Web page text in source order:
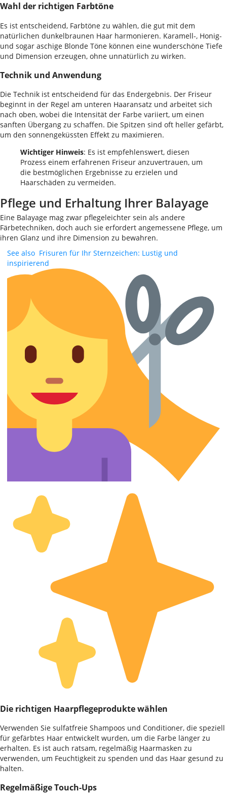
Wahl der richtigen Farbtöne
Es ist entscheidend, Farbtöne zu wählen, die gut mit dem
natürlichen dunkelbraunen Haar harmonieren. Karamell-, Honig-
und sogar aschige Blonde Töne können eine wunderschöne Tiefe
und Dimension erzeugen, ohne unnatürlich zu wirken.
Technik und Anwendung
Die Technik ist entscheidend für das Endergebnis. Der Friseur
beginnt in der Regel am unteren Haaransatz und arbeitet sich
nach oben, wobei die Intensität der Farbe variiert, um einen
sanften Übergang zu schaffen. Die Spitzen sind oft heller gefärbt,
um den sonnengeküssten Effekt zu maximieren.
Wichtiger Hinweis: Es ist empfehlenswert, diesen
Prozess einem erfahrenen Friseur anzuvertrauen, um
die bestmöglichen Ergebnisse zu erzielen und
Haarschäden zu vermeiden.
Pflege und Erhaltung Ihrer Balayage
Eine Balayage mag zwar pflegeleichter sein als andere
Färbetechniken, doch auch sie erfordert angemessene Pflege, um
ihren Glanz und ihre Dimension zu bewahren.
See also Frisuren für Ihr Sternzeichen: Lustig und
inspirierend
Die richtigen Haarpflegeprodukte wählen
Verwenden Sie sulfatfreie Shampoos und Conditioner, die speziell
für gefärbtes Haar entwickelt wurden, um die Farbe länger zu
erhalten. Es ist auch ratsam, regelmäßig Haarmasken zu
verwenden, um Feuchtigkeit zu spenden und das Haar gesund zu
halten.
Regelmäßige Touch-Ups